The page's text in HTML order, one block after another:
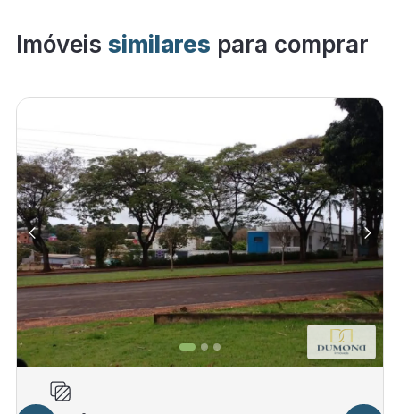
Imóveis similares para comprar